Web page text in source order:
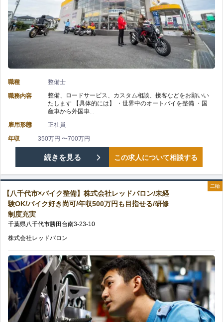
の
利
生
や
各
種
手
当
充
実
の
け
る
環
境
が
っ
た
福
利
生
完
備！/
教
育
式
社
ッ
ド
バ
ロ
自
動
整
備
経
職種
整備士
職務内容
整備、ロードサービス、カスタム相談、接客などをお願いい
たします 【具体的には】 ・世界中のオートバイを整備 ・国
産車から外国車...
雇用形態
正社員
年収
350万円 〜700万円
【船
橋
市
バ
イ
ク
整
備】
続きを見る この求人について相談する
二輪
【八千代市×バイク整備】株式会社レッドバロン/未経
験OK/バイク好き尚可/年収500万円も目指せる/研修
制度充実
千葉県八千代市勝田台南3-23-10
株式会社レッドバロン